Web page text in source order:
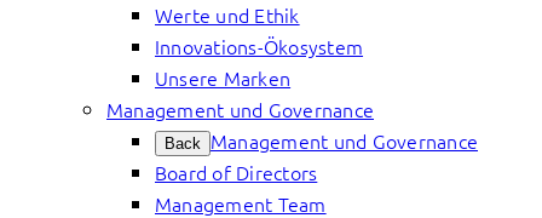
Werte und Ethik
Innovations-Ökosystem
Unsere Marken
Management und Governance
Back Management und Governance
Board of Directors
Management Team